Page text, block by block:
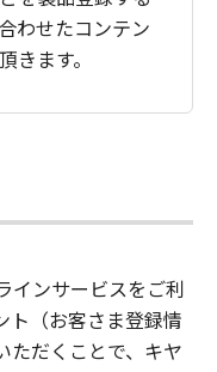
わせたコンテン
きます。
インサービスをご利
ト（お客さま登録情
ただくことで、キヤ